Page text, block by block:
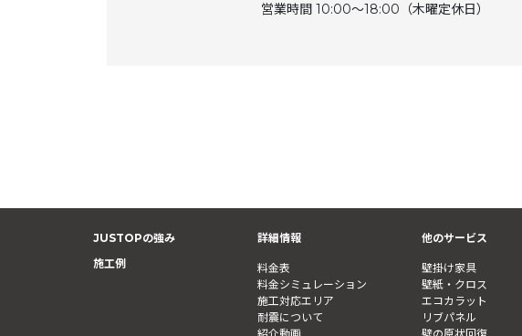
営業時間 10:00〜18:00（木曜定休日）
JUSTOPの強み
施工例
詳細情報
料金表
料金シミュレーション
施工対応エリア
耐震について
他のサービス
壁掛け家具
壁紙・クロス
エコカラット
リブパネル